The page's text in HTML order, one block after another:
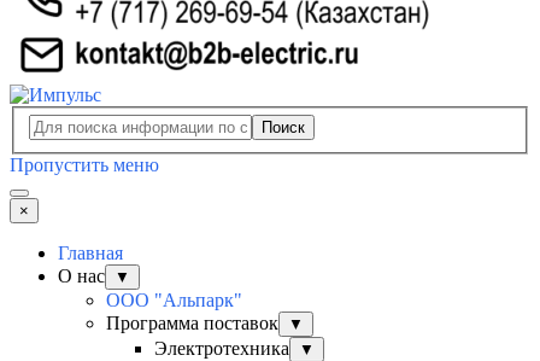
Поиск
Пропустить меню
×
Главная
О нас
▼
ООО "Альпарк"
Программа поставок
▼
Электротехника ▼